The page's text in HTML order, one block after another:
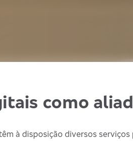
como
à disposição diversos